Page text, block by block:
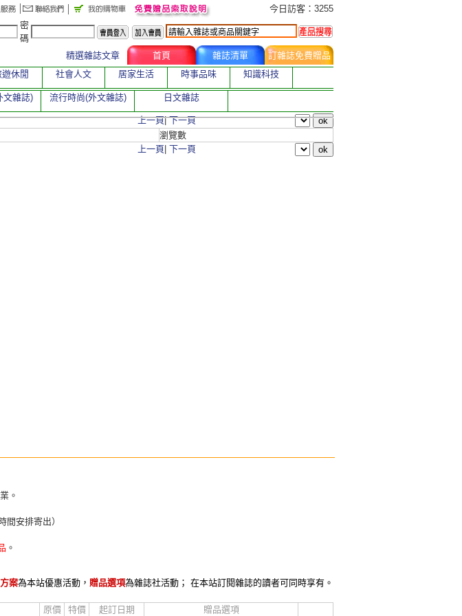
上一頁|下一頁
瀏覽數
上一頁 下一頁
今日訪客：3255
密
碼
精選雜誌文章
首頁 雜誌清單
訂雜誌免費贈品
遊休閒 社會人文 居家生活 時事品味 知識科技
文雜誌) 流行時尚(外文雜誌) 日文雜誌
。
間安排寄出）
。
方案為本站優惠活動， 贈品選項為雜誌社活動； 在本站訂閱雜誌的讀者可同時享有。
原價 特價 起訂日期 贈品選項